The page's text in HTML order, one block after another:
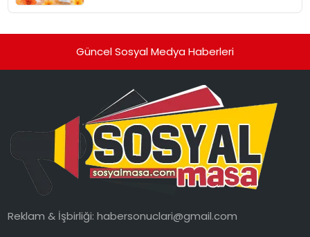
Güncel Sosyal Medya Haberleri
Reklam & İşbirliği:habersonuclari@gmail.com